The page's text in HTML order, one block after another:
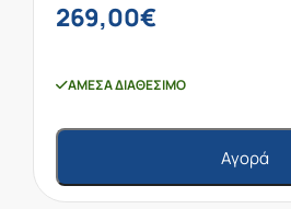
269,00€
ΆΜΕΣΑ ΔΙΑΘΈΣΙΜΟ
Αγορά